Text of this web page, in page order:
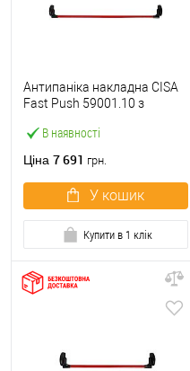
В наявності
Антипаніка накладна CISA
Fast Push 59001.10 з
мм червона
Ціна 7 691 грн.
У кошик
Купити в 1 клік